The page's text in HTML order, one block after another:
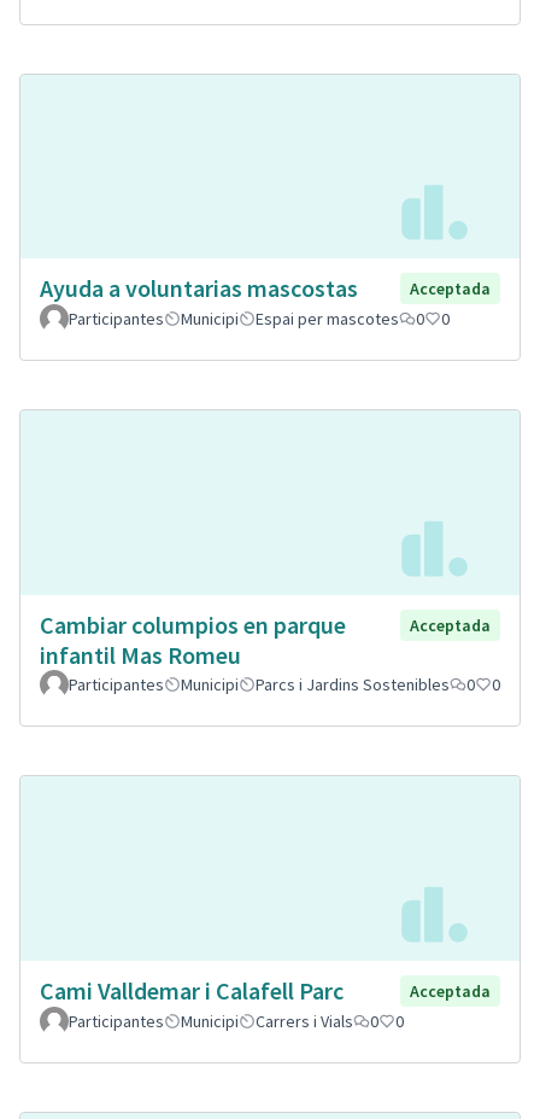
Ayuda a voluntarias mascostas
Acceptada
Participantes
Municipi Espai per mascotes 0 0
Cambiar columpios en parque
infantil Mas Romeu
Acceptada
Participantes Municipi Parcs i Jardins Sostenibles 0 0
Cami Valldemar i Calafell Parc
Acceptada
Participantes
Municipi Carrers i Vials 0 0